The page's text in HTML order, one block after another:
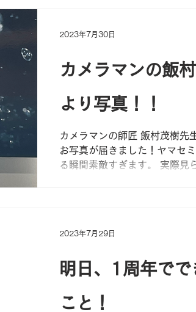
カメラマンの飯
より写真！！
カメラマンの師匠 飯村茂樹先
お写真が届きました！ヤマセ
る瞬間素敵すぎます。 実際見
2023年7月30日
明日、1周年でで
こと！
2023年7月29日